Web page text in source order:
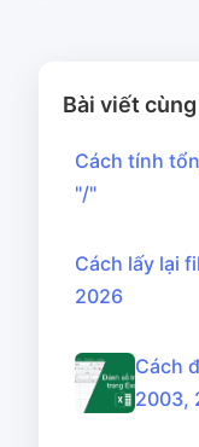
Bài viết
Cách tính
"/"
Cách lấy lại
2026
Cách
2003,